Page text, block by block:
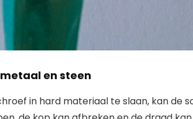
en steen
in hard materiaal te slaan, kan de